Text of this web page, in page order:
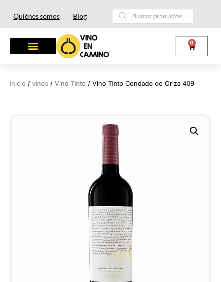
Quiénes somos Blog
0
Inicio / vinos / Vino Tinto / Vino Tinto Condado de Oriza 409